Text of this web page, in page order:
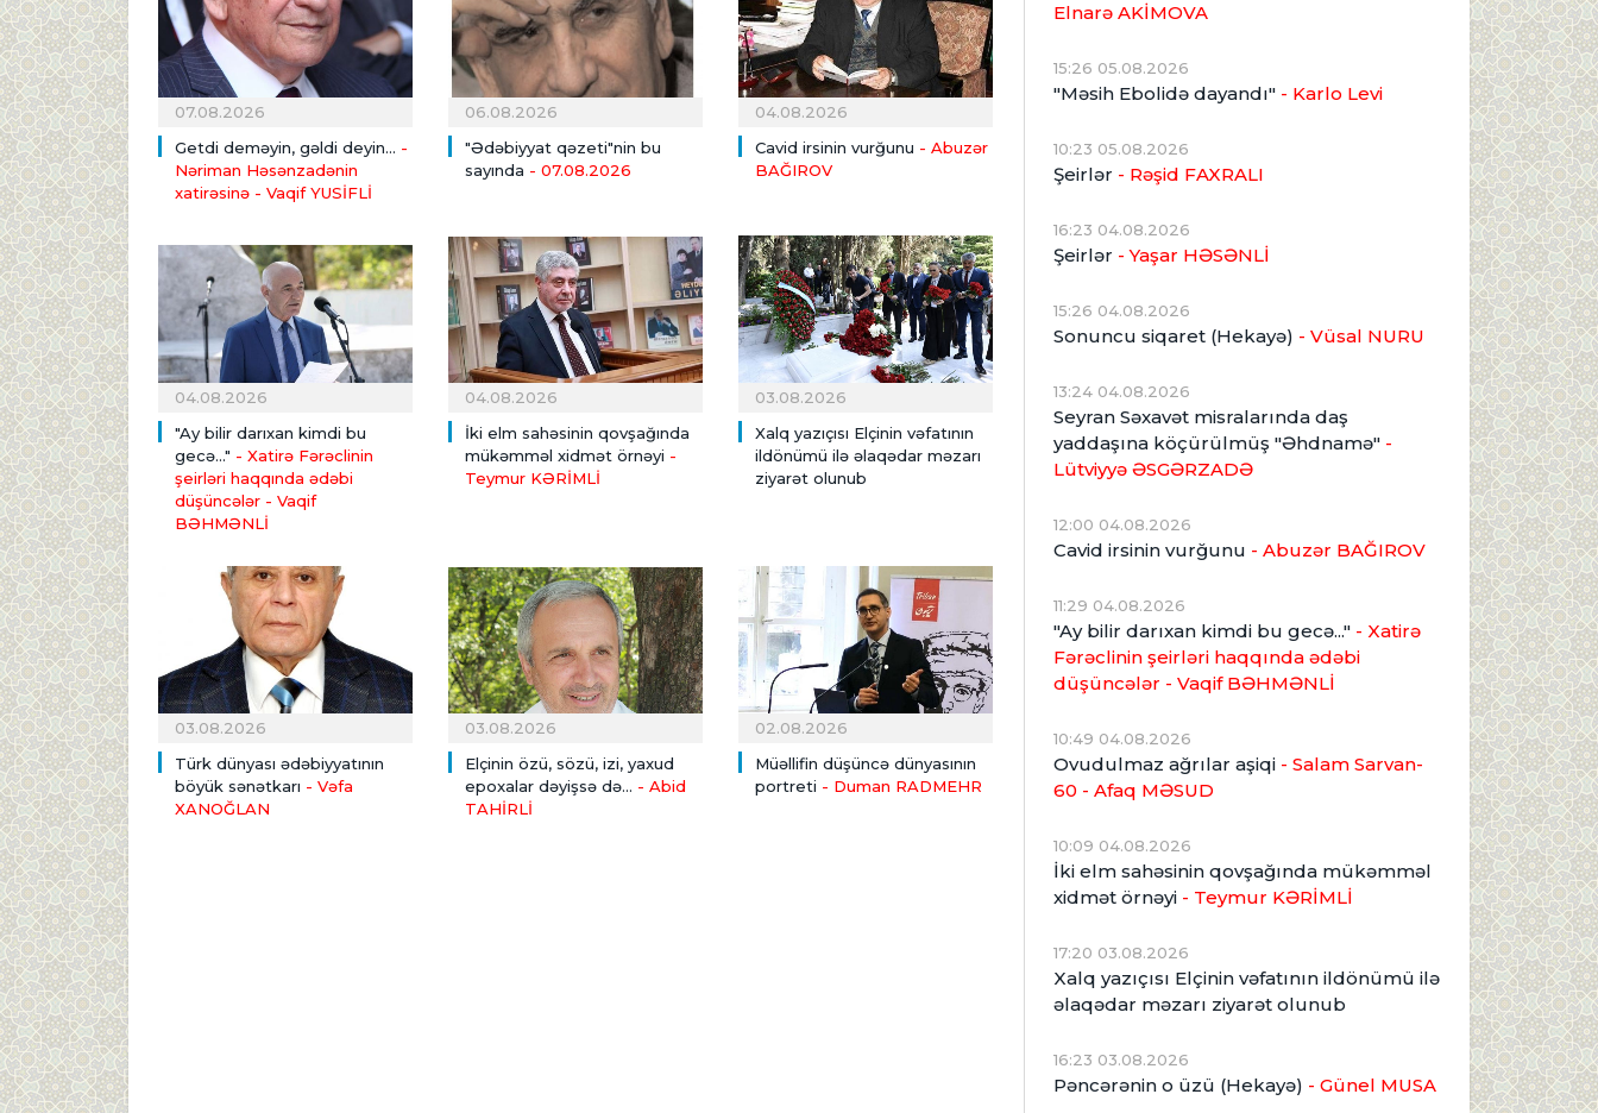
07.08.2026
Getdi deməyin, gəldi deyin... -
Nəriman Həsənzadənin
xatirəsinə - Vaqif YUSİFLİ
06.08.2026
"Ədəbiyyat qəzeti"nin bu
sayında - 07.08.2026
04.08.2026
Cavid irsinin vurğunu - Abuzər
BAĞIROV
04.08.2026
"Ay bilir darıxan kimdi bu
gecə..." - Xatirə Fərəclinin
şeirləri haqqında ədəbi
düşüncələr - Vaqif
BƏHMƏNLİ
04.08.2026
İki elm sahəsinin qovşağında
mükəmməl xidmət örnəyi -
Teymur KƏRİMLİ
03.08.2026
Xalq yazıçısı Elçinin vəfatının
ildönümü ilə əlaqədar məzarı
ziyarət olunub
03.08.2026
Türk dünyası ədəbiyyatının
böyük sənətkarı - Vəfa
XANOĞLAN
03.08.2026
Elçinin özü, sözü, izi, yaxud
epoxalar dəyişsə də... - Abid
TAHİRLİ
02.08.2026
Müəllifin düşüncə dünyasının
portreti - Duman RADMEHR
Elnarə AKİMOVA
15:26 05.08.2026
"Məsih Ebolidə dayandı" - Karlo Levi
10:23 05.08.2026
Şeirlər - Rəşid FAXRALI
16:23 04.08.2026
Şeirlər - Yaşar HƏSƏNLİ
15:26 04.08.2026
Sonuncu siqaret (Hekayə) - Vüsal NURU
13:24 04.08.2026
Seyran Səxavət misralarında daş
yaddaşına köçürülmüş "Əhdnamə" -
Lütviyyə ƏSGƏRZADƏ
12:00 04.08.2026
Cavid irsinin vurğunu - Abuzər BAĞIROV
11:29 04.08.2026
"Ay bilir darıxan kimdi bu gecə..." - Xatirə
Fərəclinin şeirləri haqqında ədəbi
düşüncələr - Vaqif BƏHMƏNLİ
10:49 04.08.2026
Ovudulmaz ağrılar aşiqi - Salam Sarvan-
60 - Afaq MƏSUD
10:09 04.08.2026
İki elm sahəsinin qovşağında mükəmməl
xidmət örnəyi - Teymur KƏRİMLİ
17:20 03.08.2026
Xalq yazıçısı Elçinin vəfatının ildönümü ilə
əlaqədar məzarı ziyarət olunub
16:23 03.08.2026
Pəncərənin o üzü (Hekayə) - Günel MUSA